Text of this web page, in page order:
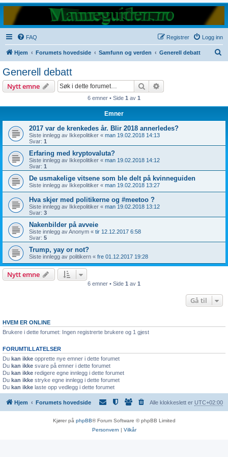
FAQ Logg inn
Registrer
Hjem Forumets hovedside Samfunn og verden Generell debatt
Generell debatt
Nytt emne Søk
6 emner • Side 1 av 1
Emner
2017 var de krenkedes år. Blir 2018 annerledes?
Siste innlegg av Ikkepolitiker « man 19.02.2018 14:13
Svar: 1
Erfaring med kryptovaluta?
Siste innlegg av Ikkepolitiker « man 19.02.2018 14:12
Svar: 1
De usmakelige vitsene som ble delt på kvinneguiden
Siste innlegg av Ikkepolitiker « man 19.02.2018 13:27
Hva skjer med politikerne og #meetoo ?
Siste innlegg av Ikkepolitiker « man 19.02.2018 13:12
Svar: 3
Nakenbilder på avveie
Siste innlegg avAnonym « tir 12.12.2017 6:58
Svar: 5
Trump, yay or not?
Siste innlegg av politikern « fre 01.12.2017 19:28
Nytt emne
6 emner • Side 1 av 1
Gå til
HVEM ER ONLINE
Brukere i dette forumet: Ingen registrerte brukere og 1 gjest
FORUMTILLATELSER
Du kan ikke opprette nye emner i dette forumet
Du kan ikke svare på emner i dette forumet
Du kan ikke redigere egne innlegg i dette forumet
Du kan ikke stryke egne innlegg i dette forumet
Du kan ikke laste opp vedlegg i dette forumet
Hjem Forumets hovedside Alle klokkeslett er UTC+02:00
Kjører på phpBB® Forum Software © phpBB Limited
Personvern | Vilkår